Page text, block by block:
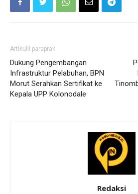
Artikulli paraprak
Dukung Pengembangan
Infrastruktur Pelabuhan, BPN
Morut Serahkan Sertifikat ke
Kepala UPP Kolonodale
Redaksi